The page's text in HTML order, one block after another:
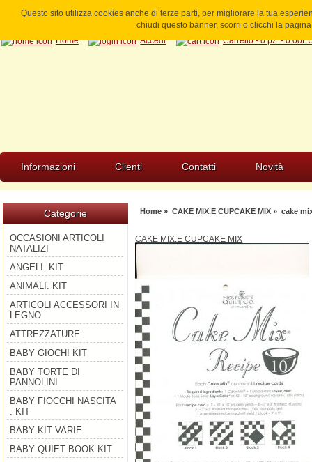
Questo sito utilizza cookies anche di terze parti, per migliorare la tua
chiudi questo banner, scorri o clicchi la
Home
Accedi Carrello - 0 pz. -
Informazioni Clienti Contatti Novità
Categorie
OCCASIONI ARTICOLI
NATALIZI
ANGELI. KIT
ANIMALI. KIT
ARTICOLI ACCESSORI IN
LEGNO
ATTREZZATURE
BABY GIOCHI KIT
BABY TORTE DI
PANNOLINI
BABY FIOCCHI NASCITA
. KIT
BABY KIT VARIE
BABY QUIET BOOK KIT
Home» CAKE MIX.E CUPCAKE MIX» cake
CAKE MIX.E CUPCAKE MIX